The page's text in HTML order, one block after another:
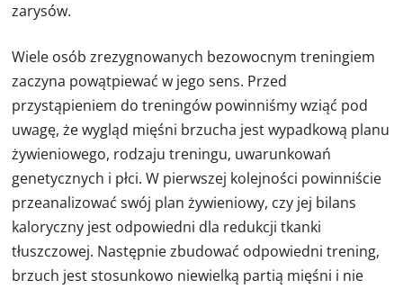
zarysów.
Wiele osób zrezygnowanych bezowocnym treningiem
zaczyna powątpiewać w jego sens. Przed
przystąpieniem do treningów powinniśmy wziąć pod
uwagę, że wygląd mięśni brzucha jest wypadkową planu
żywieniowego, rodzaju treningu, uwarunkowań
genetycznych i płci. W pierwszej kolejności powinniście
przeanalizować swój plan żywieniowy, czy jej bilans
kaloryczny jest odpowiedni dla redukcji tkanki
tłuszczowej. Następnie zbudować odpowiedni trening,
brzuch jest stosunkowo niewielką partią mięśni i nie